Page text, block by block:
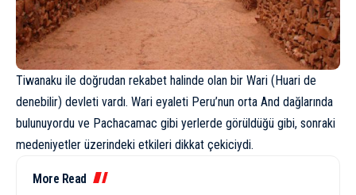
Tiwanaku ile doğrudan rekabet halinde olan bir Wari (Huari de
denebilir) devleti vardı. Wari eyaleti Peru’nun orta And dağlarında
bulunuyordu ve Pachacamac gibi yerlerde görüldüğü gibi, sonraki
medeniyetler üzerindeki etkileri dikkat çekiciydi.
More Read